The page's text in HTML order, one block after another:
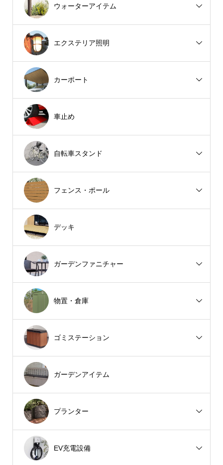
ウォーターアイテム
エクステリア照明
カーポート
車止め
自転車スタンド
フェンス・ポール
デッキ
ガーデンファニチャー
物置・倉庫
ゴミステーション
ガーデンアイテム
プランター
EV充電設備